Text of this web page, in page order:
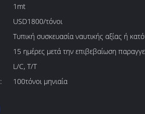
1mt
USD1800/τόνοι
Τυπική συσκευασία ναυτικής αξίας ή
15 ημέρες μετά την επιβεβαίωση
L/C, T/T
100τόνοι μηνιαία